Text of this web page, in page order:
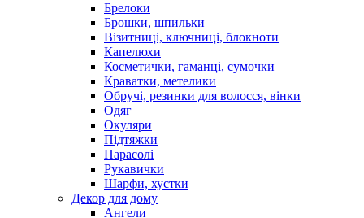
Брелоки
Брошки, шпильки
Візитниці, ключниці, блокноти
Капелюхи
Косметички, гаманці, сумочки
Краватки, метелики
Обручі, резинки для волосся, вінки
Одяг
Окуляри
Підтяжки
Парасолі
Рукавички
Шарфи, хустки
Декор для дому
Ангели